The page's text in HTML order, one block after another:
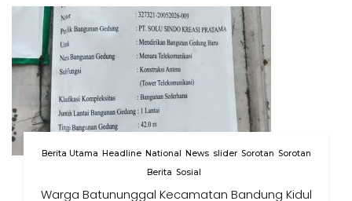
Berita Utama Headline National News slider Sorotan Sorotan
Berita Sosial
Warga Batununggal Kecamatan Bandung Kidul